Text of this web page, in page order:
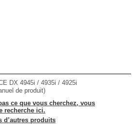
DX 4945i / 4935i / 4925i
de produit)
ce que vous cherchez, vous
recherche ici.
d’autres produits